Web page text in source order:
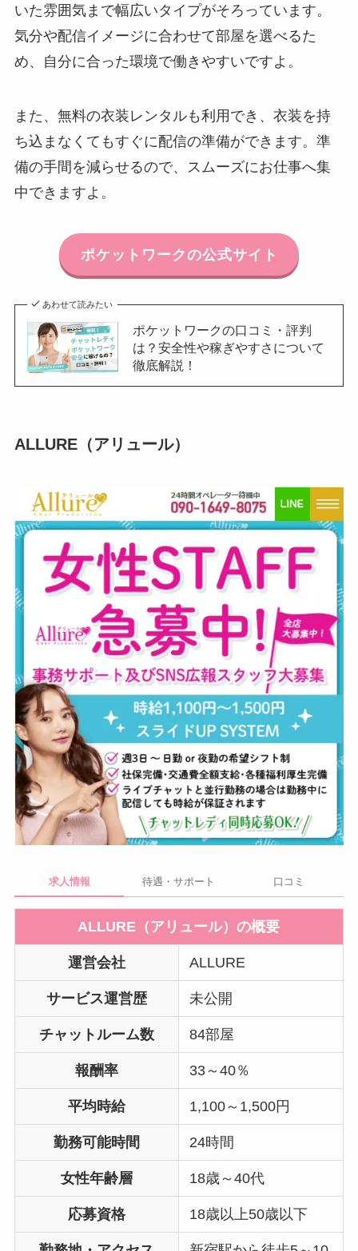
いた雰囲気まで幅広いタイプがそろっています。
気分や配信イメージに合わせて部屋を選べるた
め、自分に合った環境で働きやすいですよ。
また、無料の衣装レンタルも利用でき、衣装を持
ち込まなくてもすぐに配信の準備ができます。準
備の手間を減らせるので、スムーズにお仕事へ集
中できますよ。
ポケットワークの公式サイト
あわせて読みたい
ポケットワークの口コミ・評判
は？安全性や稼ぎやすさについて
徹底解説！
ALLURE（アリュール）
求人情報 待遇・サポート 口コミ
ALLURE（アリュール）の概要
運営会社 ALLURE
サービス運営歴 未公開
チャットルーム数 84部屋
報酬率 33～40％
平均時給 1,100～1,500円
勤務可能時間 24時間
女性年齢層 18歳～40代
応募資格 18歳以上50歳以下